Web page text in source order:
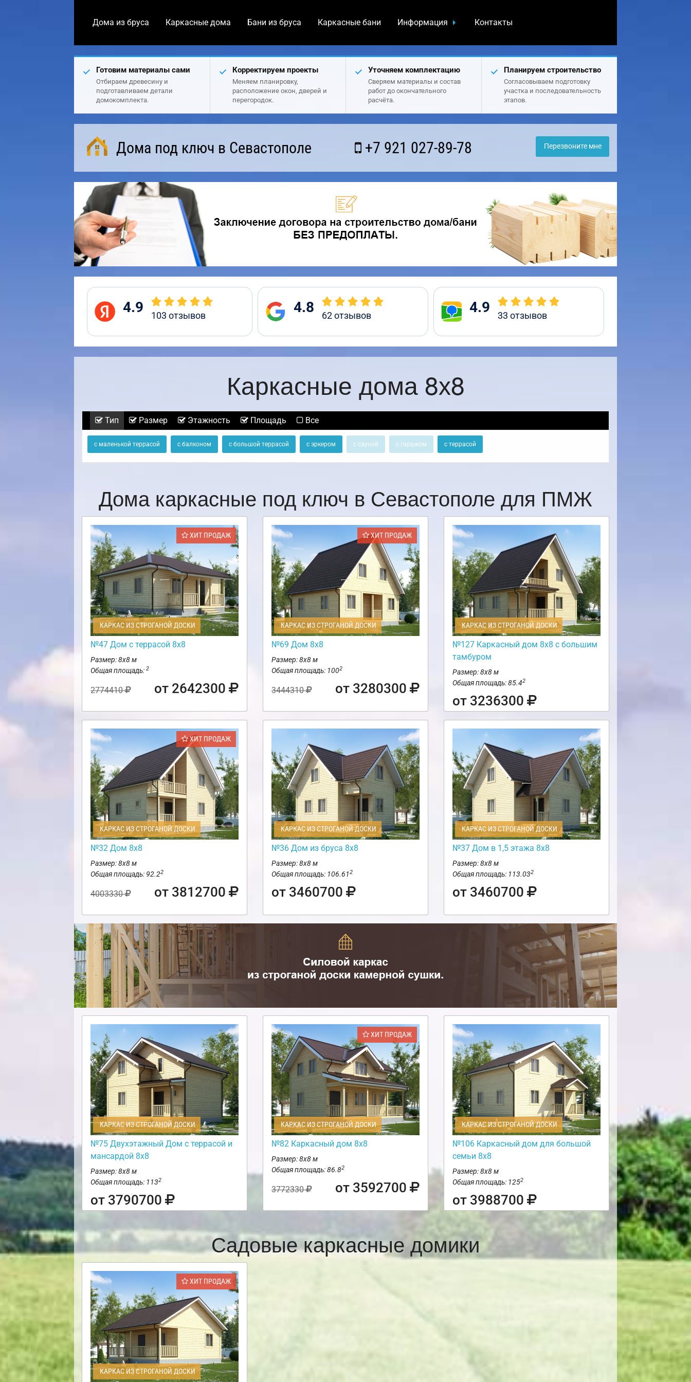
Дома из бруса Каркасные дома Бани из бруса Каркасные бани Информация Контакты
Готовим материалы сами
Отбираем древесину и
подготавливаем детали
домокомплекта.
Корректируем проекты
Меняем планировку,
расположение окон, дверей и
перегородок.
Уточняем комплектацию
Сверяем материалы и состав
работ до окончательного
расчёта.
Планируем строительство
Согласовываем подготовку
участка и последовательность
этапов.
Дома под ключ в Севастополе +7 921 027-89-78 Перезвоните мне
4.9 103 отзывов 4.8 62отзывов 4.9 33 отзывов
Каркасные дома 8х8
Тип Размер Этажность Площадь Все
с маленькой террасой с балконом с большой террасой с эркером с сауной с гаражом с террасой
Дома каркасные под ключ в Севастополе для ПМЖ
ХИТ ПРОДАЖ
КАРКАС ИЗ СТРОГАНОЙ ДОСКИ
№47 Дом с террасой 8х8
Размер: 8х8 м
Общая площадь: 2
2774410 от 2642300
ХИТ ПРОДАЖ
КАРКАС ИЗ СТРОГАНОЙ ДОСКИ
№69 Дом 8х8
Размер: 8х8 м
Общая площадь: 1002
3444310 от 3280300
КАРКАС ИЗ СТРОГАНОЙ ДОСКИ
№127 Каркасный дом 8х8 с большим
тамбуром
Размер: 8х8 м
Общая площадь: 85.42
от 3236300
ХИТ ПРОДАЖ
КАРКАС ИЗ СТРОГАНОЙ ДОСКИ
№32 Дом 8х8
Размер: 8х8 м
Общая площадь: 92.22
4003330 от 3812700
КАРКАС ИЗ СТРОГАНОЙ ДОСКИ
№36 Дом из бруса 8х8
Размер: 8х8 м
Общая площадь: 106.612
от 3460700
КАРКАС ИЗ СТРОГАНОЙ ДОСКИ
№37 Дом в 1,5 этажа 8х8
Размер: 8х8 м
Общая площадь: 113.032
от 3460700
КАРКАС ИЗ СТРОГАНОЙ ДОСКИ
№75 Двухэтажный Дом с террасой и
мансардой 8х8
Размер: 8х8 м
Общая площадь: 1132
от 3790700
ХИТ ПРОДАЖ
КАРКАС ИЗ СТРОГАНОЙ ДОСКИ
№82 Каркасный дом 8х8
Размер: 8х8 м
Общая площадь: 86.82
3772330 от 3592700
КАРКАС ИЗ СТРОГАНОЙ ДОСКИ
№106 Каркасный дом для большой
семьи 8х8
Размер: 8х8 м
Общая площадь: 1252
от 3988700
Садовые каркасные домики
ХИТ ПРОДАЖ
КАРКАС ИЗ СТРОГАНОЙ ДОСКИ